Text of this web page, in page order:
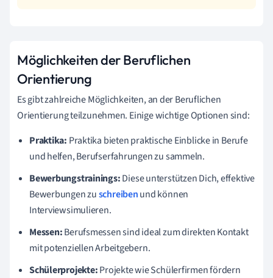
Möglichkeiten der Beruflichen
Orientierung
Es gibt zahlreiche Möglichkeiten, an der Beruflichen
Orientierung teilzunehmen. Einige wichtige Optionen sind:
Praktika: Praktika bieten praktische Einblicke in Berufe
und helfen, Berufserfahrungen zu sammeln.
Bewerbungstrainings:Diese unterstützen Dich, effektive
Bewerbungen zuschreibenund können
Interviewsimulieren.
Messen:Berufsmessen sind ideal zum direkten Kontakt
mit potenziellen Arbeitgebern.
Schülerprojekte:Projekte wie Schülerfirmen fördern